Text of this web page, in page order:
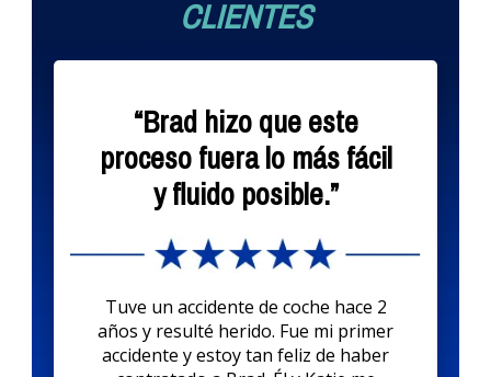
CLIENTES
“Brad hizo que este
proceso fuera lo más fácil
y fluido posible.”
Tuve un accidente de coche hace 2
años y resulté herido. Fue mi primer
accidente y estoy tan feliz de haber